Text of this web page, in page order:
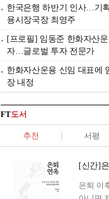
한국은행 하반기 인사…기
융시장국장 최영주
[프로필] 임동준 한화자산
자…글로벌 투자 전문가
한화자산운용 신임 대표에
장 내정
FT도서
추천 서평
은퇴 이